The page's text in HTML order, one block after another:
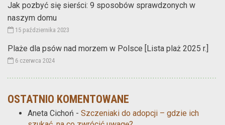
Jak pozbyć się sierści: 9 sposobów sprawdzonych w
naszym domu
15 października 2023
Plaże dla psów nad morzem w Polsce [Lista plaż 2025 r.]
6 czerwca 2024
OSTATNIO KOMENTOWANE
Aneta Cichoń - Szczeniaki do adopcji – gdzie ich